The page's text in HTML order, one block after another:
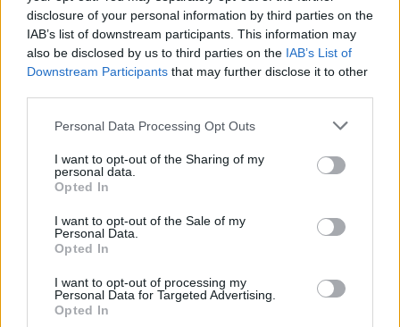
disclosure of your personal information by third parties on the
IAB’s list of downstream participants. This information may
also be disclosed by us to third parties on the IAB’s List of
Downstream Participants that may further disclose it to other
Personal Data Processing Opt Outs
I want to opt-out of the Sharing of my
personal data.
Opted In
I want to opt-out of the Sale of my
Personal Data.
Opted In
I want to opt-out of processing my
Personal Data for Targeted Advertising.
Opted In
REPER
SENS
SOS (Șoșoacă)
POT (Gavrilă)
PACE (Peia)
PDF (Lazarus)
PNȚCD (Pavelescu)
PNCR (Terheș)
Partidul Patrioților (Surugiu)
FAR (Coarnă)